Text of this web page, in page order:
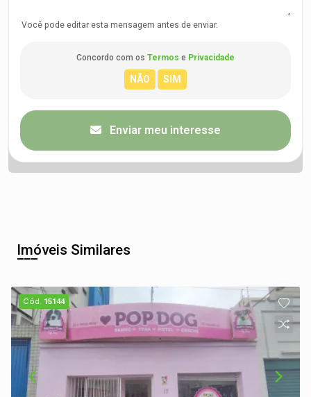
Você pode editar esta mensagem antes de enviar.
Concordo com os Termos e Privacidade
Enviar meu interesse
Imóveis Similares
Cód. 15144